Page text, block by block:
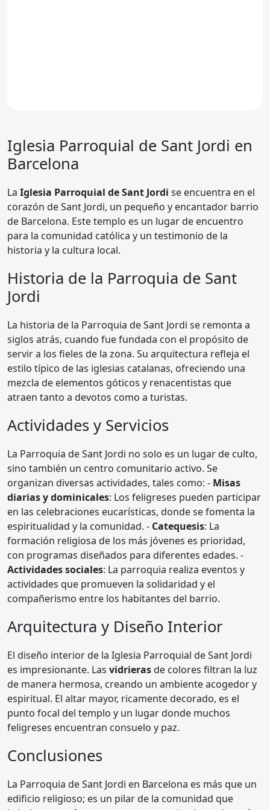
Iglesia Parroquial de Sant Jordi en
Barcelona
La Iglesia Parroquial de Sant Jordi se encuentra en el
corazón de Sant Jordi, un pequeño y encantador barrio
de Barcelona. Este templo es un lugar de encuentro
para la comunidad católica y un testimonio de la
historia y la cultura local.
Historia de la Parroquia de Sant
Jordi
La historia de la Parroquia de Sant Jordi se remonta a
siglos atrás, cuando fue fundada con el propósito de
servir a los fieles de la zona. Su arquitectura refleja el
estilo típico de las iglesias catalanas, ofreciendo una
mezcla de elementos góticos y renacentistas que
atraen tanto a devotos como a turistas.
Actividades y Servicios
La Parroquia de Sant Jordi no solo es un lugar de culto,
sino también un centro comunitario activo. Se
organizan diversas actividades, tales como: - Misas
diarias y dominicales: Los feligreses pueden participar
en las celebraciones eucarísticas, donde se fomenta la
espiritualidad y la comunidad. - Catequesis: La
formación religiosa de los más jóvenes es prioridad,
con programas diseñados para diferentes edades. -
Actividades sociales: La parroquia realiza eventos y
actividades que promueven la solidaridad y el
compañerismo entre los habitantes del barrio.
Arquitectura y Diseño Interior
El diseño interior de la Iglesia Parroquial de Sant Jordi
es impresionante. Las vidrierasde colores filtran la luz
de manera hermosa, creando un ambiente acogedor y
espiritual. El altar mayor, ricamente decorado, es el
punto focal del templo y un lugar donde muchos
feligreses encuentran consuelo y paz.
Conclusiones
La Parroquia de Sant Jordi en Barcelona es más que un
edificio religioso; es un pilar de la comunidad que